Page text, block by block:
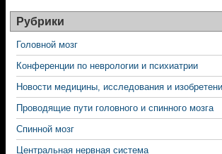
Рубрики
Головной мозг
Конференции по неврологии и психиатрии
Новости медицины, исследования и
Проводящие пути головного и спинного мозга
Спинной мозг
Центральная нервная система